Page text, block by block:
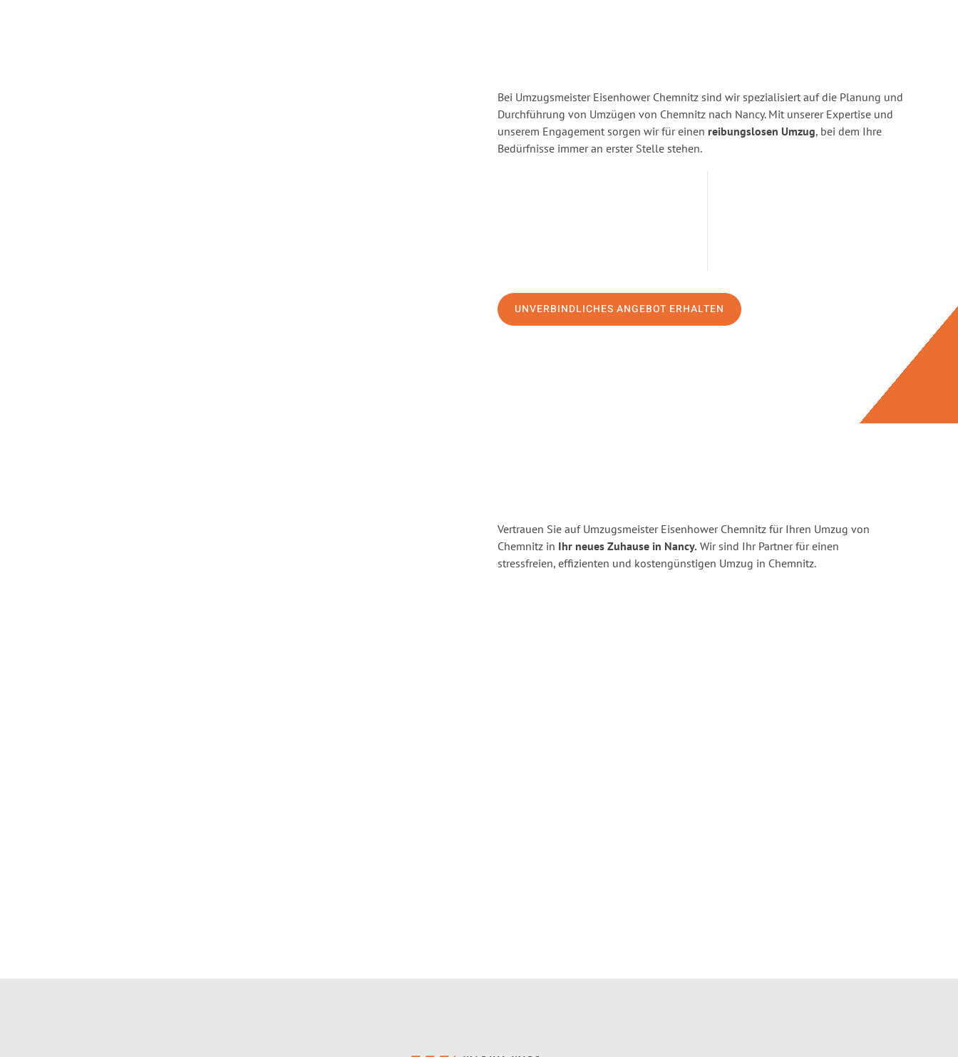
Bei Umzugsmeister Eisenhower Chemnitz sind wir spezialisiert auf die Planung und
Durchführung von Umzügen von Chemnitz nach Nancy. Mit unserer Expertise und
unserem Engagement sorgen wir für einen reibungslosen Umzug, bei dem Ihre
Bedürfnisse immer an erster Stelle stehen.
UNVERBINDLICHES ANGEBOT ERHALTEN
Vertrauen Sie auf Umzugsmeister Eisenhower Chemnitz für Ihren Umzug von
Chemnitz in Ihr neues Zuhause in Nancy. Wir sind Ihr Partner für einen
stressfreien, effizienten und kostengünstigen Umzug in Chemnitz.